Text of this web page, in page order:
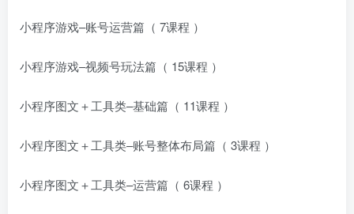
小程序游戏–账号运营篇（ 7课程 ）
小程序游戏–视频号玩法篇（ 15课程 ）
小程序图文＋工具类–基础篇（ 11课程 ）
小程序图文＋工具类–账号整体布局篇（ 3课程 ）
小程序图文＋工具类–运营篇（ 6课程 ）